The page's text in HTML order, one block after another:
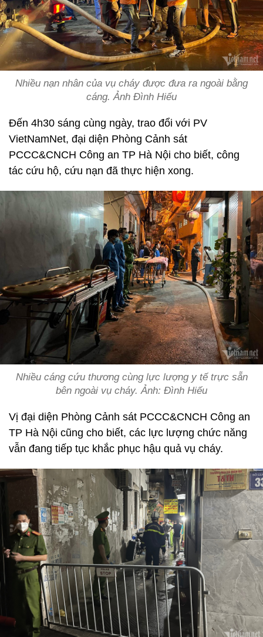
Nhiều nạn nhân của vụ cháy được đưa ra ngoài bằng
cáng. Ảnh Đình Hiếu
Đến 4h30 sáng cùng ngày, trao đổi với PV
VietNamNet, đại diện Phòng Cảnh sát
PCCC&CNCH Công an TP Hà Nội cho biết, công
tác cứu hộ, cứu nạn đã thực hiện xong.
Nhiều cáng cứu thương cùng lực lượng y tế trực sẵn
bên ngoài vụ cháy. Ảnh: Đình Hiếu
Vị đại diện Phòng Cảnh sát PCCC&CNCH Công an
TP Hà Nội cũng cho biết, các lực lượng chức năng
vẫn đang tiếp tục khắc phục hậu quả vụ cháy.